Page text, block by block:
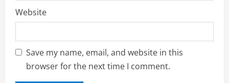
Website
Save my name, email, and website in this
browser for the next time I comment.